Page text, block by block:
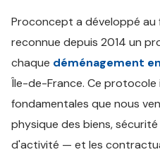
Proconcept a développé au
reconnue depuis 2014 un
chaque déménagement
Île-de-France. Ce protocole
fondamentales que nous
physique des biens,
d'activité — et les